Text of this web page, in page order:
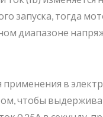
запуска, тогда
диапазоне
применения в
чтобы